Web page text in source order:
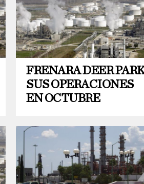
FRENARA DEER
SUS OPERACIONES
EN OCTUBRE